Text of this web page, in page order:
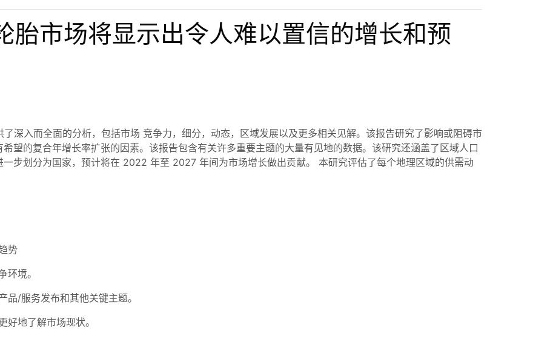
胎市场将显示出令人难以置信的增长和预
了深入而全面的分析，包括市场 竞争力，细分，动态，区域发展以及更多相关见解。该报告研究了影响或阻碍市
望的复合年增长率扩张的因素。该报告包含有关许多重要主题的大量有见地的数据。该研究还涵盖了区域人口
步划分为国家，预计将在 2022 年至 2027 年间为市场增长做出贡献。 本研究评估了每个地理区域的供需动
势
环境。
/服务发布和其他关键主题。
地了解市场现状。